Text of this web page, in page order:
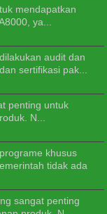
mendapatkan
ya...
audit dan
sertifikasi pak...
penting untuk
N...
khusus
tidak ada
sangat penting